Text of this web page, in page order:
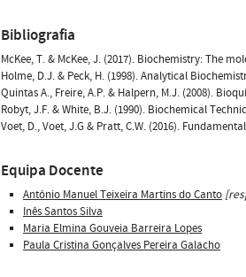
Bibliografia
McKee, T. & McKee, J. (2017). Biochemistry: The
Holme, D.J. & Peck, H. (1998). Analytical
Quintas A., Freire, A.P. & Halpern, M.J. (2008).
Robyt, J.F. & White, B.J. (1990). Biochemical
Voet, D., Voet, J.G & Pratt, C.W. (2016).
Equipa Docente
António Manuel Teixeira Martins do Canto
Inês Santos Silva
Maria Elmina Gouveia Barreira Lopes
Paula Cristina Gonçalves Pereira Galacho